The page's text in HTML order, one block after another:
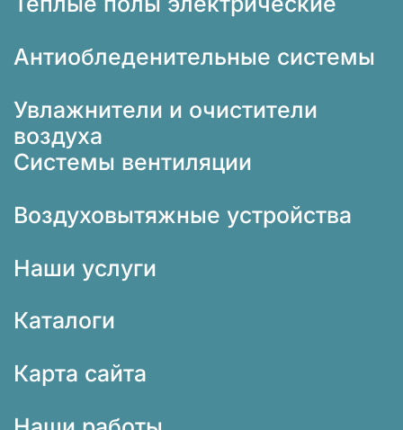
Антиобледенительные системы
Увлажнители и очистители
воздуха
Системы вентиляции
Воздуховытяжные устройства
Наши услуги
Каталоги
Карта сайта